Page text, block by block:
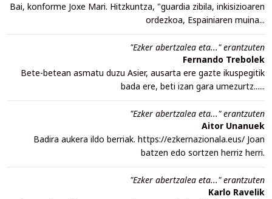
Bai, konforme Joxe Mari. Hitzkuntza, "guardia zibila, inkisizioaren
ordezkoa, Espainiaren muina...
"Ezker abertzalea eta..." erantzuten
Fernando Trebolek
Bete-betean asmatu duzu Asier, ausarta ere gazte ikuspegitik
bada ere, beti izan gara umezurtz......
"Ezker abertzalea eta..." erantzuten
Aitor Unanuek
Badira aukera ildo berriak. https://ezkernazionala.eus/ Joan
batzen edo sortzen herriz herri.
"Ezker abertzalea eta..." erantzuten
Karlo Ravelik